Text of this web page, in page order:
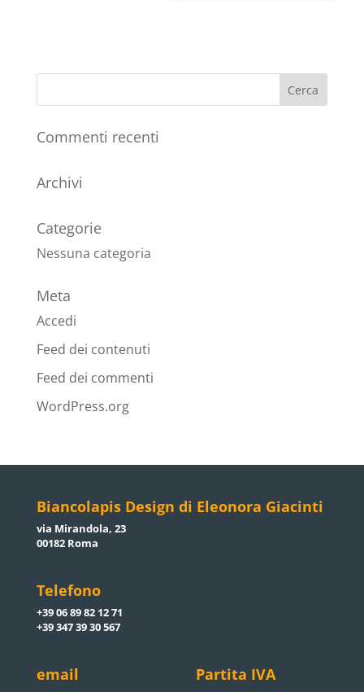
Commenti recenti
Archivi
Categorie
Nessuna categoria
Meta
Accedi
Feed dei contenuti
Feed dei commenti
WordPress.org
Biancolapis Design di Eleonora Giacinti
via Mirandola, 23
00182 Roma
Telefono
+39 06 89 82 12 71
+39 347 39 30 567
email Partita IVA